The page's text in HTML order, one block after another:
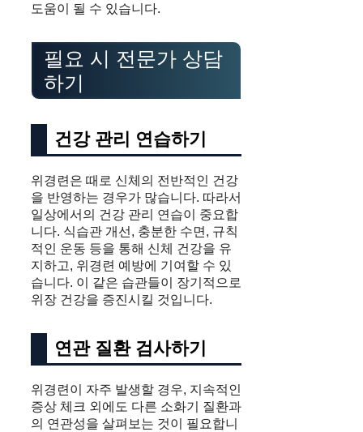
도움이 될 수 있습니다.
필요 시 전문가 상담
하기
건강 관리 연습하기
위경련은 때로 신체의 전반적인 건강
을 반영하는 경우가 많습니다. 따라서
일상에서의 건강 관리 연습이 중요합
니다. 식습관 개선, 충분한 수면, 규칙
적인 운동 등을 통해 신체 건강을 유
지하고, 위경련 예방에 기여할 수 있
습니다. 이 같은 습관들이 장기적으로
위장 건강을 증진시킬 것입니다.
연관 질환 검사하기
위경련이 자주 발생할 경우, 지속적인
증상 체크 외에도 다른 소화기 질환과
의 연관성을 살펴보는 것이 필요합니